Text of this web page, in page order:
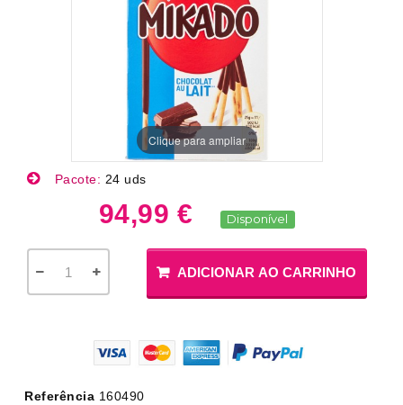
Clique para ampliar
Pacote: 24 uds
94,99 € Disponível
ADICIONAR AO CARRINHO
Referência 160490